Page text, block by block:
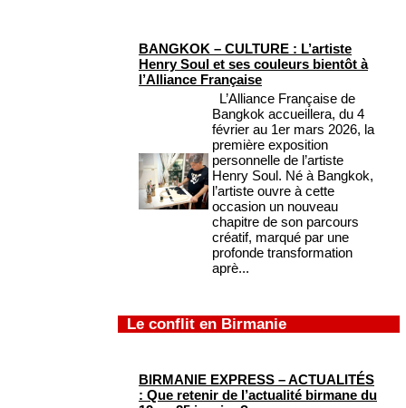
BANGKOK – CULTURE : L’artiste
Henry Soul et ses couleurs bientôt à
l’Alliance Française
L’Alliance Française de
Bangkok accueillera, du 4
février au 1er mars 2026, la
première exposition
personnelle de l’artiste
Henry Soul. Né à Bangkok,
l’artiste ouvre à cette
occasion un nouveau
chapitre de son parcours
créatif, marqué par une
profonde transformation
aprè...
Le conflit en Birmanie
BIRMANIE EXPRESS – ACTUALITÉS
: Que retenir de l’actualité birmane du